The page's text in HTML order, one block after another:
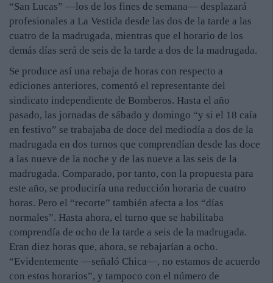
“San Lucas” —los de los fines de semana— desplazará
profesionales a La Vestida desde las dos de la tarde a las
cuatro de la madrugada, mientras que el horario de los
demás días será de seis de la tarde a dos de la madrugada.
Se produce así una rebaja de horas con respecto a
ediciones anteriores, comentó el representante del
sindicato independiente de Bomberos. Hasta el año
pasado, las jornadas de sábado y domingo “y si el 18 caía
en festivo” se trabajaba de doce del mediodía a dos de la
madrugada en dos turnos que comprendían desde las doce
a las nueve de la noche y de las nueve a las seis de la
madrugada. Comparado, por tanto, con la propuesta para
este año, se produciría una reducción horaria de cuatro
horas. Pero el “recorte” también afecta a los “días
normales”. Hasta ahora, el turno que se habilitaba
comprendía de ocho de la tarde a seis de la madrugada.
Eran diez horas que, ahora, se rebajarían a ocho.
“Evidentemente —señaló Chica—, no estamos de acuerdo
con estos horarios”, y tampoco con el número de